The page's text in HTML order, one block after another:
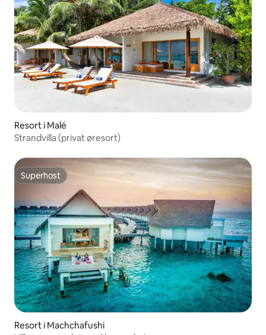
Resort i Malé
Strandvilla (privat øresort)
Superhost
Superhost
Resort i Machchafushi